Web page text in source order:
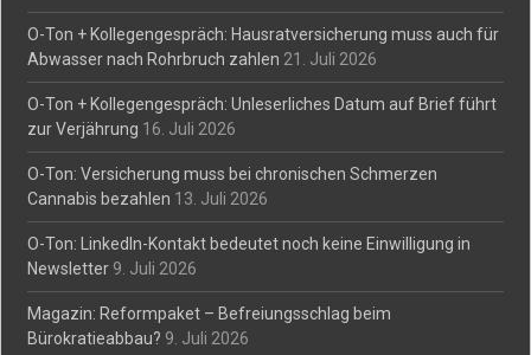
O-Ton + Kollegengespräch: Hausratversicherung muss auch für
Abwasser nach Rohrbruch zahlen 21. Juli 2026
O-Ton + Kollegengespräch: Unleserliches Datum auf Brief führt
zur Verjährung 16. Juli 2026
O-Ton: Versicherung muss bei chronischen Schmerzen
Cannabis bezahlen 13. Juli 2026
O-Ton: LinkedIn-Kontakt bedeutet noch keine Einwilligung in
Newsletter 9. Juli 2026
Magazin: Reformpaket – Befreiungsschlag beim
Bürokratieabbau? 9. Juli 2026